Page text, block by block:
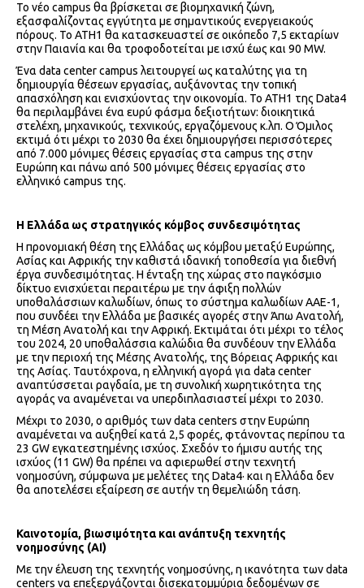
Το νέο campus θα βρίσκεται σε βιομηχανική ζώνη,
εξασφαλίζοντας εγγύτητα με σημαντικούς ενεργειακούς
πόρους. Το ATH1 θα κατασκευαστεί σε οικόπεδο 7,5 εκταρίων
στην Παιανία και θα τροφοδοτείται με ισχύ έως και 90 MW.
Ένα data center campus λειτουργεί ως καταλύτης για τη
δημιουργία θέσεων εργασίας, αυξάνοντας την τοπική
απασχόληση και ενισχύοντας την οικονομία. Το ATH1 της Data4
θα περιλαμβάνει ένα ευρύ φάσμα δεξιοτήτων: διοικητικά
στελέχη, μηχανικούς, τεχνικούς, εργαζόμενους κ.λπ. O Όμιλος
εκτιμά ότι μέχρι το 2030 θα έχει δημιουργήσει περισσότερες
από 7.000 μόνιμες θέσεις εργασίας στα campus της στην
Ευρώπη και πάνω από 500 μόνιμες θέσεις εργασίας στο
ελληνικό campus της.
Η Ελλάδα ως στρατηγικός κόμβος συνδεσιμότητας
Η προνομιακή θέση της Ελλάδας ως κόμβου μεταξύ Ευρώπης,
Ασίας και Αφρικής την καθιστά ιδανική τοποθεσία για διεθνή
έργα συνδεσιμότητας. Η ένταξη της χώρας στο παγκόσμιο
δίκτυο ενισχύεται περαιτέρω με την άφιξη πολλών
υποθαλάσσιων καλωδίων, όπως το σύστημα καλωδίων AAE-1,
που συνδέει την Ελλάδα με βασικές αγορές στην Άπω Ανατολή,
τη Μέση Ανατολή και την Αφρική. Εκτιμάται ότι μέχρι το τέλος
του 2024, 20 υποθαλάσσια καλώδια θα συνδέουν την Ελλάδα
με την περιοχή της Μέσης Ανατολής, της Βόρειας Αφρικής και
της Ασίας. Ταυτόχρονα, η ελληνική αγορά για data center
αναπτύσσεται ραγδαία, με τη συνολική χωρητικότητα της
αγοράς να αναμένεται να υπερδιπλασιαστεί μέχρι το 2030.
Μέχρι το 2030, ο αριθμός των data centers στην Ευρώπη
αναμένεται να αυξηθεί κατά 2,5 φορές, φτάνοντας περίπου τα
23 GW εγκατεστημένης ισχύος. Σχεδόν το ήμισυ αυτής της
ισχύος (11 GW) θα πρέπει να αφιερωθεί στην τεχνητή
νοημοσύνη, σύμφωνα με μελέτες της Data4· και η Ελλάδα δεν
θα αποτελέσει εξαίρεση σε αυτήν τη θεμελιώδη τάση.
Καινοτομία, βιωσιμότητα και ανάπτυξη τεχνητής
νοημοσύνης (AI)
Με την έλευση της τεχνητής νοημοσύνης, η ικανότητα των data
centers να επεξεργάζονται δισεκατομμύρια δεδομένων σε